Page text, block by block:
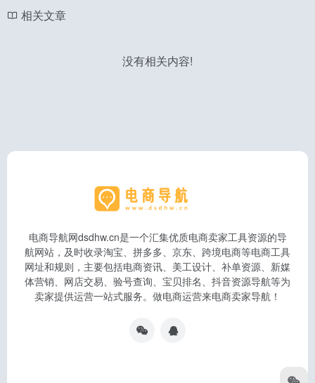
相关文章
没有相关内容!
电商导航网dsdhw.cn是一个汇集优质电商卖家工具资源的导
航网站，及时收录淘宝、拼多多、京东、跨境电商等电商工具
网址和规则，主要包括电商资讯、美工设计、补单资源、新媒
体营销、网店交易、验号查询、宝贝排名、抖音资源导航等为
卖家提供运营一站式服务。做电商运营来电商卖家导航！